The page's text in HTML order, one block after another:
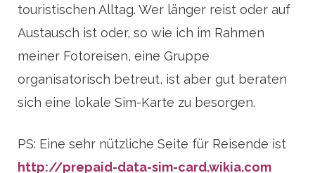
touristischen Alltag. Wer länger reist oder auf
Austausch ist oder, so wie ich im Rahmen
meiner Fotoreisen, eine Gruppe
organisatorisch betreut, ist aber gut beraten
sich eine lokale Sim-Karte zu besorgen.
PS: Eine sehr nützliche Seite für Reisende ist
http://prepaid-data-sim-card.wikia.com